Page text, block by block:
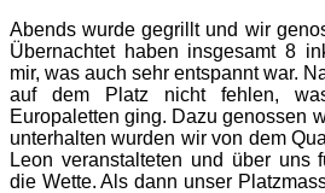
Abends wurde gegrillt und wir
Übernachtet haben insgesamt 8
mir, was auch sehr entspannt war.
auf dem Platz nicht fehlen,
Europaletten ging. Dazu genossen
unterhalten wurden wir von dem
Leon veranstalteten und über uns
die Wette. Als dann unser